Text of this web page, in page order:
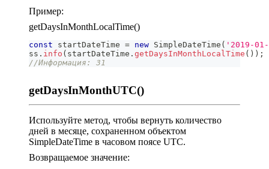
Пример:
getDaysInMonthLocalTime()
const startDateTime = new SimpleDateTime ( '2019-
ss . info ( startDateTime . getDaysInMonthLocalTime ( ) ) ;
//Информация: 31
getDaysInMonthUTC()
Используйте метод, чтобы вернуть количество
дней в месяце, сохраненном объектом
SimpleDateTime в часовом поясе UTC.
Возвращаемое значение: